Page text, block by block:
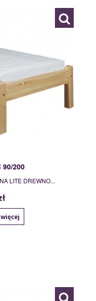
90/200
LITE DREWNO...
więcej